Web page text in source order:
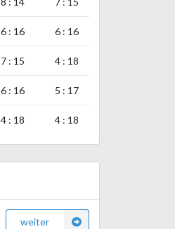
6 : 16 6 : 16
7 : 15 4 : 18
6 : 16 5 : 17
4 : 18 4 : 18
weiter